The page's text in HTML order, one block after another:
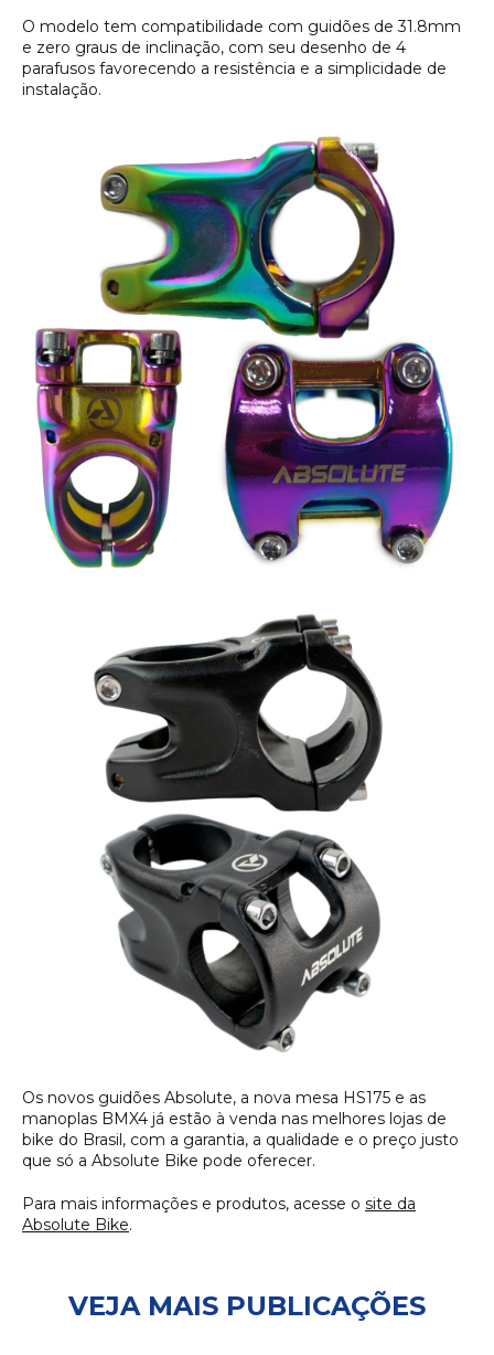
O modelo tem compatibilidade com guidões de 31.8mm
e zero graus de inclinação, com seu desenho de 4
parafusos favorecendo a resistência e a simplicidade de
instalação.
Os novos guidões Absolute, a nova mesa HS175 e as
manoplas BMX4 já estão à venda nas melhores lojas de
bike do Brasil, com a garantia, a qualidade e o preço justo
que só a Absolute Bike pode oferecer.
Para mais informações e produtos, acesse o site da
Absolute Bike.
VEJA MAIS PUBLICAÇÕES